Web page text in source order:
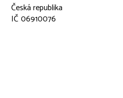
Česká republika
IČ06910076